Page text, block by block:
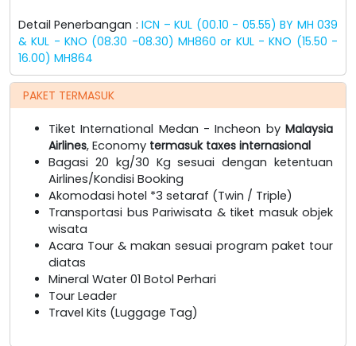
Detail Penerbangan :ICN – KUL (00.10 - 05.55) BY MH 039
& KUL - KNO (08.30 -08.30) MH860 or KUL - KNO (15.50 -
16.00) MH864
PAKET TERMASUK
Tiket International Medan - Incheon by Malaysia
Airlines, Economy termasuk taxes internasional
Bagasi 20 kg/30 Kg sesuai dengan ketentuan
Airlines/Kondisi Booking
Akomodasi hotel *3 setaraf (Twin / Triple)
Transportasi bus Pariwisata & tiket masuk objek
wisata
Acara Tour & makan sesuai program paket tour
diatas
Mineral Water 01 Botol Perhari
Tour Leader
Travel Kits (Luggage Tag)